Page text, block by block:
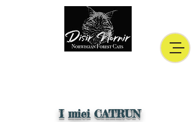
I miei CATRUN